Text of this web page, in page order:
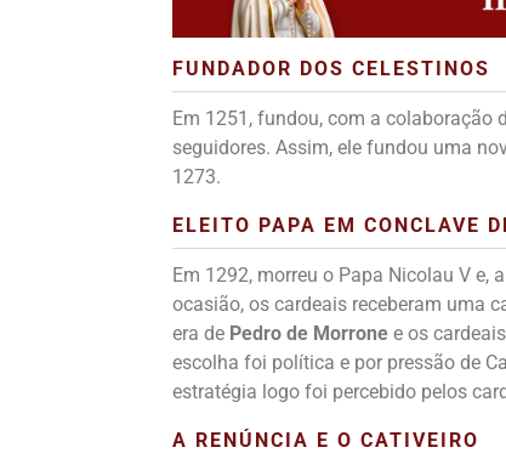
FUNDADOR DOS CELESTINOS
Em 1251, fundou, com a colaboração
seguidores. Assim, ele fundou uma
1273.
ELEITO PAPA EM CONCLAVE
Em 1292, morreu o Papa Nicolau V e,
ocasião, os cardeais receberam uma
era de Pedro de Morrone e os
escolha foi política e por pressão de
estratégia logo foi percebido pelos
A RENÚNCIA E O CATIVEIRO